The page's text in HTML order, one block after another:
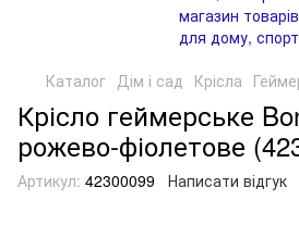
Каталог Дім і сад Крісла
Крісло геймерське
рожево-фіолетове
Артикул: 42300099 Написати відгук